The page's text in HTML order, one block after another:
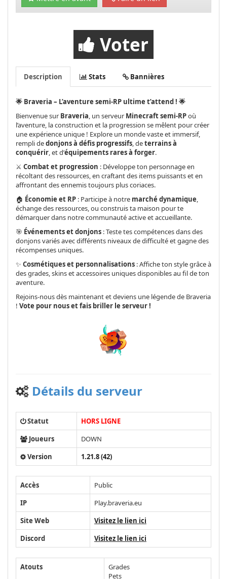
Voter
Description Stats Bannières
🌟 Braveria – L’aventure semi-RP ultime t’attend ! 🌟
Bienvenue sur Braveria, un serveur Minecraft semi-RPoù
l’aventure, la construction et la progression se mêlent pour créer
une expérience unique ! Explore un monde vaste et immersif,
rempli dedonjons à défis progressifs, deterrains à
conquérir, et d’équipements rares à forger.
⚔️ Combat et progression : Développe ton personnage en
récoltant des ressources, en craftant des items puissants et en
affrontant des ennemis toujours plus coriaces.
🏠 Économie et RP : Participe à notre marché dynamique,
échange des ressources, ou construis ta maison pour te
démarquer dans notre communauté active et accueillante.
🎯 Événements et donjons : Teste tes compétences dans des
donjons variés avec différents niveaux de difficulté et gagne des
récompenses uniques.
✨ Cosmétiques et personnalisations : Affiche ton style grâce à
des grades, skins et accessoires uniques disponibles au fil de ton
aventure.
Rejoins-nous dès maintenant et deviens une légende de Braveria
! Vote pour nous et fais briller le serveur !
Détails du serveur
Statut
HORS LIGNE
Joueurs
DOWN
Version
1.21.8 (42)
Accès
Public
IP
Play.braveria.eu
Site Web
Visitez le lien ici
Discord
Visitez le lien ici
Atouts
Grades
Pets